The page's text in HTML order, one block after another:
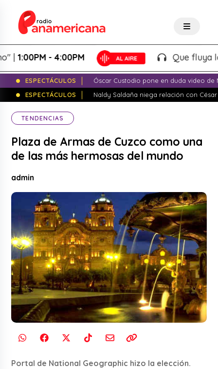
- 4:00PM Que fluya la
ESPECTÁCULOS
Óscar Custodio pone en duda video de
ESPECTÁCULOS
Naldy Saldaña niega relación con
TENDENCIAS
Plaza de Armas de Cuzco como una
de las más hermosas del mundo
admin
Portal de National Geographic hizo la elección.